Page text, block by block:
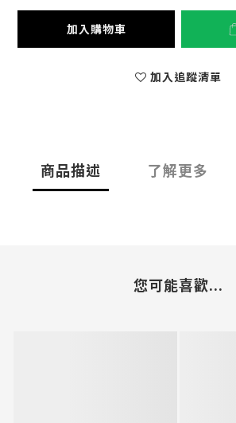
加入購物車
加入追蹤清單
商品描述 了解更多
您可能喜歡...